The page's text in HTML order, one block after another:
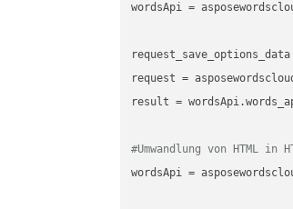
wordsApi =
request_save_options_data
request
result =
#Umwandlung von HTML in
wordsApi =